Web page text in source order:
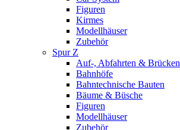
Figuren
Kirmes
Modellhäuser
Zubehör
Spur Z
Auf-, Abfahrten & Brücken
Bahnhöfe
Bahntechnische Bauten
Bäume & Büsche
Figuren
Modellhäuser
Zubehör